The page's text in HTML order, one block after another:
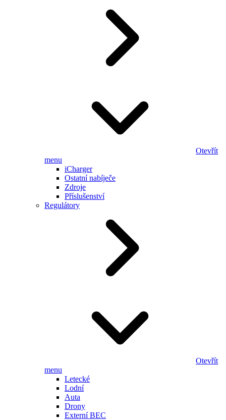
Otevřít
menu
iCharger
Ostatní nabíječe
Zdroje
Příslušenství
Regulátory
Otevřít
menu
Letecké
Lodní
Auta
Drony
Externí BEC